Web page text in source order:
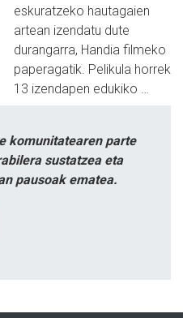
eskuratzeko hautagaien
artean izendatu dute
durangarra, Handia filmeko
paperagatik. Pelikula horrek
13 izendapen edukiko …
komunitatearen parte
sustatzea eta
pausoak ematea.